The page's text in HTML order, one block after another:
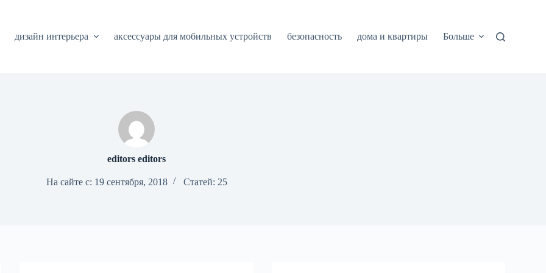
дизайн интерьера аксессуары для мобильных устройств безопасность дома и квартиры Больше
editors editors
На сайте с: 19 сентября, 2018 Статей: 25